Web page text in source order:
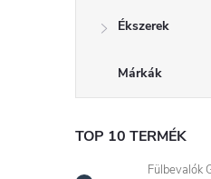
e
l
Ékszerek
Márkák
TOP 10 TERMÉK
Fülbevalók